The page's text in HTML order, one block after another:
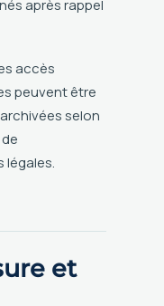
après rappel
accès
peuvent être
selon
légales.
et